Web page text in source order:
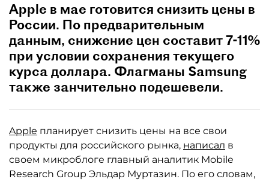
Apple в мае готовится снизить цены в
России. По предварительным
данным, снижение цен составит 7-11%
при условии сохранения текущего
курса доллара. Флагманы Samsung
также занчительно подешевели.
Apple планирует снизить цены на все свои
продукты для российского рынка, написал в
своем микроблоге главный аналитик Mobile
Research Group Эльдар Муртазин. По его словам,